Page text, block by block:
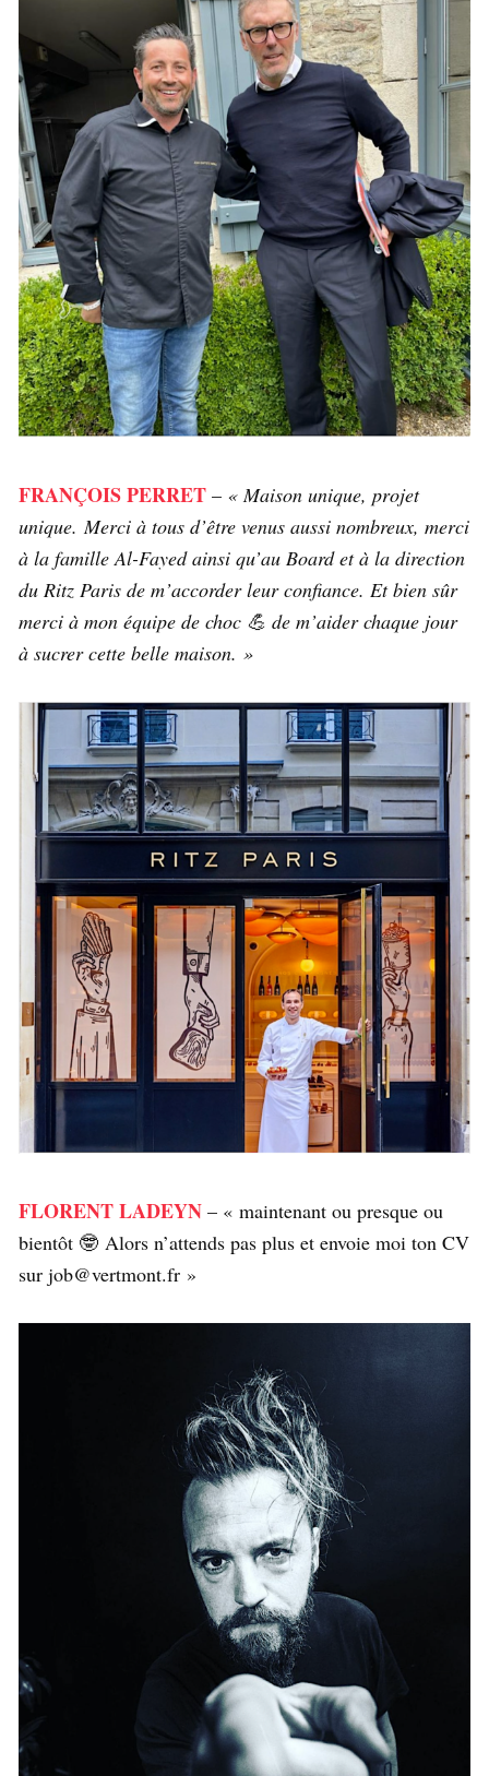
FRANÇOIS PERRET – « Maison unique, projet
unique. Merci à tous d’être venus aussi nombreux, merci
à la famille Al-Fayed ainsi qu’au Board et à la direction
du Ritz Paris de m’accorder leur confiance. Et bien sûr
merci à mon équipe de choc 💪 de m’aider chaque jour
à sucrer cette belle maison. »
FLORENT LADEYN – « maintenant ou presque ou
bientôt 🤓 Alors n’attends pas plus et envoie moi ton CV
sur job@vertmont.fr »